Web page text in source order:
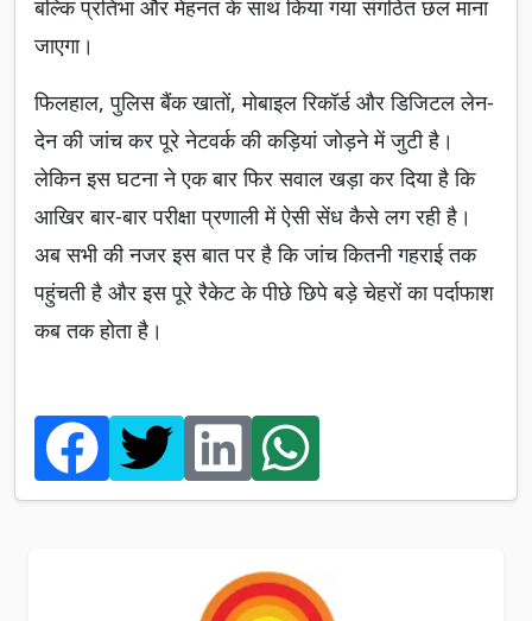
बल्कि प्रतिभा और मेहनत के साथ किया गया संगठित छल माना
जाएगा।
फिलहाल, पुलिस बैंक खातों, मोबाइल रिकॉर्ड और डिजिटल लेन-
देन की जांच कर पूरे नेटवर्क की कड़ियां जोड़ने में जुटी है।
लेकिन इस घटना ने एक बार फिर सवाल खड़ा कर दिया है कि
आखिर बार-बार परीक्षा प्रणाली में ऐसी सेंध कैसे लग रही है।
अब सभी की नजर इस बात पर है कि जांच कितनी गहराई तक
पहुंचती है और इस पूरे रैकेट के पीछे छिपे बड़े चेहरों का पर्दाफाश
कब तक होता है।